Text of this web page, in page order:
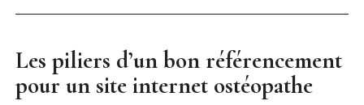
Les piliers d’un bon référencement
pour un site internet ostéopathe